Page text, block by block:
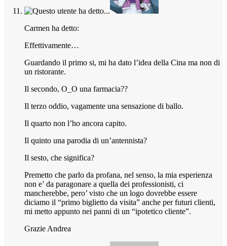
Carmen ha detto:
Effettivamente…
Guardando il primo si, mi ha dato l’idea della Cina ma non di
un ristorante.
Il secondo, O_O una farmacia??
Il terzo oddio, vagamente una sensazione di ballo.
Il quarto non l’ho ancora capito.
Il quinto una parodia di un’antennista?
Il sesto, che significa?
Premetto che parlo da profana, nel senso, la mia esperienza
non e’ da paragonare a quella dei professionisti, ci
mancherebbe, pero’ visto che un logo dovrebbe essere
diciamo il “primo biglietto da visita” anche per futuri clienti,
mi metto appunto nei panni di un “ipotetico cliente”.
Grazie Andrea